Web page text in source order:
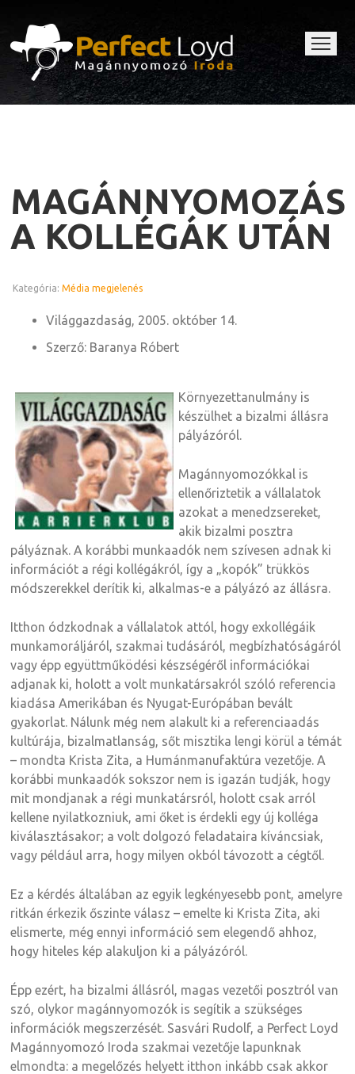
MAGÁNNYOMOZÁS
A KOLLÉGÁK UTÁN
Kategória:Média megjelenés
Világgazdaság, 2005. október 14.
Szerző: Baranya Róbert
Környezettanulmány is
készülhet a bizalmi állásra
pályázóról.
Magánnyomozókkal is
ellenőriztetik a vállalatok
azokat a menedzsereket,
akik bizalmi posztra
pályáznak. A korábbi munkaadók nem szívesen adnak ki
információt a régi kollégákról, így a „kopók” trükkös
módszerekkel derítik ki, alkalmas-e a pályázó az állásra.
Itthon ódzkodnak a vállalatok attól, hogy exkollégáik
munkamoráljáról, szakmai tudásáról, megbízhatóságáról
vagy épp együttműködési készségéről információkai
adjanak ki, holott a volt munkatársakról szóló referencia
kiadása Amerikában és Nyugat-Európában bevált
gyakorlat. Nálunk még nem alakult ki a referenciaadás
kultúrája, bizalmatlanság, sőt misztika lengi körül a témát
– mondta Krista Zita, a Humánmanufaktúra vezetője. A
korábbi munkaadók sokszor nem is igazán tudják, hogy
mit mondjanak a régi munkatársról, holott csak arról
kellene nyilatkozniuk, ami őket is érdekli egy új kolléga
kiválasztásakor; a volt dolgozó feladataira kíváncsiak,
vagy például arra, hogy milyen okból távozott a cégtől.
Ez a kérdés általában az egyik legkényesebb pont, amelyre
ritkán érkezik őszinte válasz – emelte ki Krista Zita, aki
elismerte, még ennyi információ sem elegendő ahhoz,
hogy hiteles kép alakuljon ki a pályázóról.
Épp ezért, ha bizalmi állásról, magas vezetői posztról van
szó, olykor magánnyomozók is segítik a szükséges
információk megszerzését. Sasvári Rudolf, a Perfect Loyd
Magánnyomozó Iroda szakmai vezetője lapunknak
elmondta: a megelőzés helyett itthon inkább csak akkor